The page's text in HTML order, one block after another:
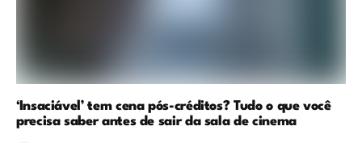
‘Insaciável’ tem cena pós-créditos? Tudo o que você
precisa saber antes de sair da sala de cinema